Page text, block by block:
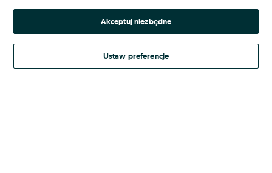
Kontynuując za pośrednictwem jednego z dostawców wskazanych powyżej,
Regulamin serwisu OLX.pl w jego aktualnym brzmieniu.
Akceptuj niezbędne
Ustaw preferencje